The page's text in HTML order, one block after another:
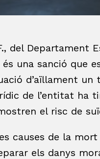
del Departament
és una sanció que
d’aïllament un
de l’entitat ha
el risc de
causes de la mort
els danys